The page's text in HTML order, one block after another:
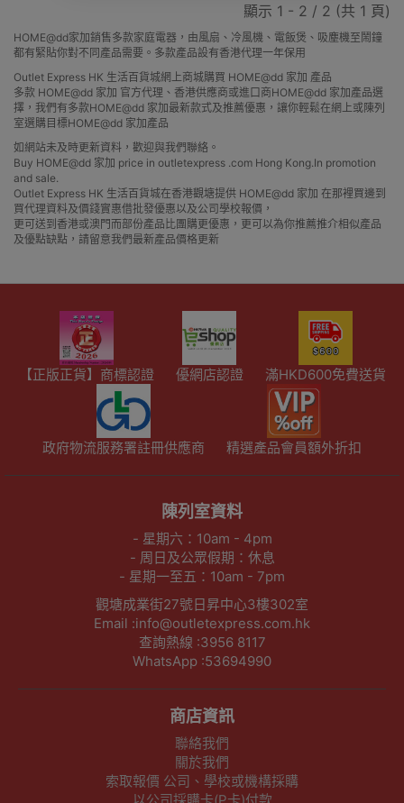
顯示 1 - 2 / 2 (共 1 頁)
HOME@dd家加銷售多款家庭電器，由風扇、冷風機、電飯煲、吸塵機至鬧鐘
都有緊貼你對不同產品需要。多款產品設有香港代理一年保用
Outlet Express HK 生活百貨城網上商城購買 HOME@dd 家加 產品
多款 HOME@dd 家加 官方代理、香港供應商或進口商HOME@dd 家加產品選
擇，我們有多款HOME@dd 家加最新款式及推薦優惠，讓你輕鬆在網上或陳列
室選購目標HOME@dd 家加產品
如網站未及時更新資料，歡迎與我們聯絡。
Buy HOME@dd 家加 price in outletexpress .com Hong Kong.In promotion
and sale.
Outlet Express HK 生活百貨城在香港觀塘提供 HOME@dd 家加 在那裡買邊到
買代理資料及價錢實惠借批發優惠以及公司學校報價，
更可送到香港或澳門而部份產品比團購更優惠，更可以為你推薦推介相似產品
及優點缺點，請留意我們最新產品價格更新
【正版正貨】商標認證 優網店認證 滿HKD600免費送貨
政府物流服務署註冊供應商 精選產品會員額外折扣
陳列室資料
- 星期六：10am - 4pm
- 周日及公眾假期：休息
- 星期一至五：10am - 7pm
觀塘成業街27號日昇中心3樓302室
Email :info@outletexpress.com.hk
查詢熱線 :3956 8117
WhatsApp :53694990
商店資訊
聯絡我們
關於我們
索取報價 公司、學校或機構採購